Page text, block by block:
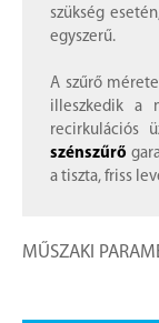
szükség
egyszerű.
A szűrő
illeszkedik a
recirkulációs
szénszűrő
a tiszta, friss
MŰSZAKI